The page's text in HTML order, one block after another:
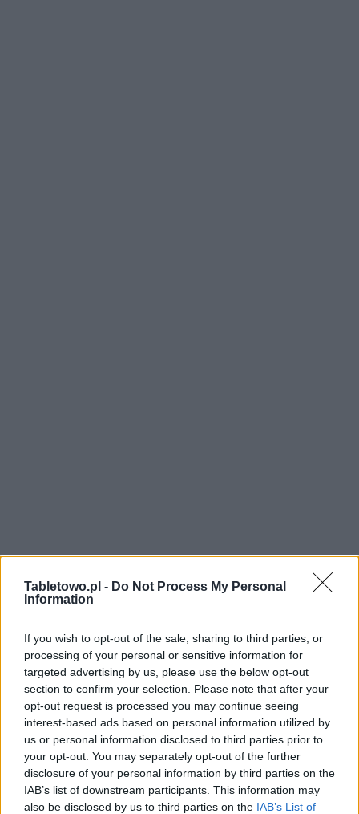
Tabletowo.pl - Do Not Process My Personal
Information
If you wish to opt-out of the sale, sharing to third parties, or
processing of your personal or sensitive information for
targeted advertising by us, please use the below opt-out
section to confirm your selection. Please note that after your
opt-out request is processed you may continue seeing
interest-based ads based on personal information utilized by
us or personal information disclosed to third parties prior to
your opt-out. You may separately opt-out of the further
disclosure of your personal information by third parties on the
IAB’s list of downstream participants. This information may
also be disclosed by us to third parties on the IAB’s List of